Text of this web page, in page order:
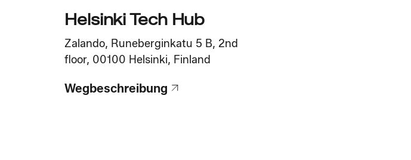
Helsinki Tech Hub
Zalando, Runeberginkatu 5 B, 2nd
floor, 00100 Helsinki, Finland
Wegbeschreibung